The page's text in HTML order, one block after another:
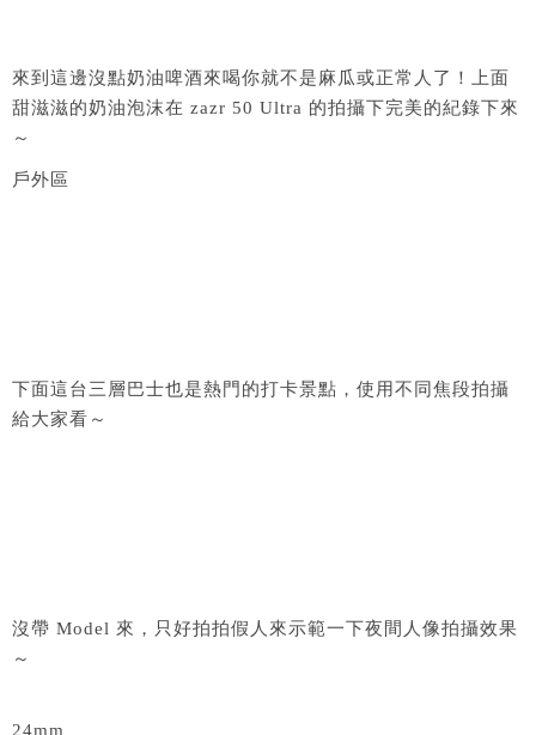
來到這邊沒點奶油啤酒來喝你就不是麻瓜或正常人了！上面
甜滋滋的奶油泡沫在 zazr 50 Ultra 的拍攝下完美的紀錄下來
～
戶外區
下面這台三層巴士也是熱門的打卡景點，使用不同焦段拍攝
給大家看～
沒帶 Model 來，只好拍拍假人來示範一下夜間人像拍攝效果
～
24mm